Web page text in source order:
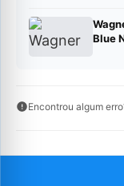
Blue
Encontrou algum